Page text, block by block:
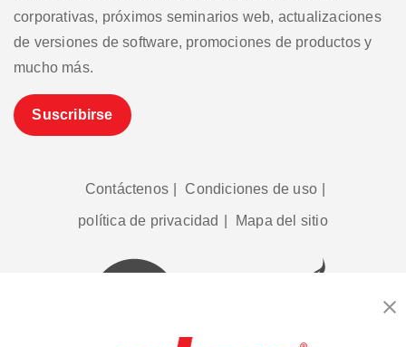
corporativas, próximos seminarios web, actualizaciones
de versiones de software, promociones de productos y
mucho más.
Suscribirse
Contáctenos Condiciones de uso
política de privacidad Mapa del sitio